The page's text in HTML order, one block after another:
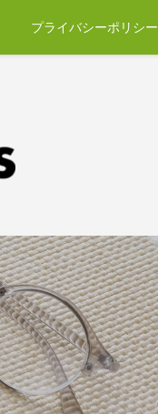
プライバシーポリシー